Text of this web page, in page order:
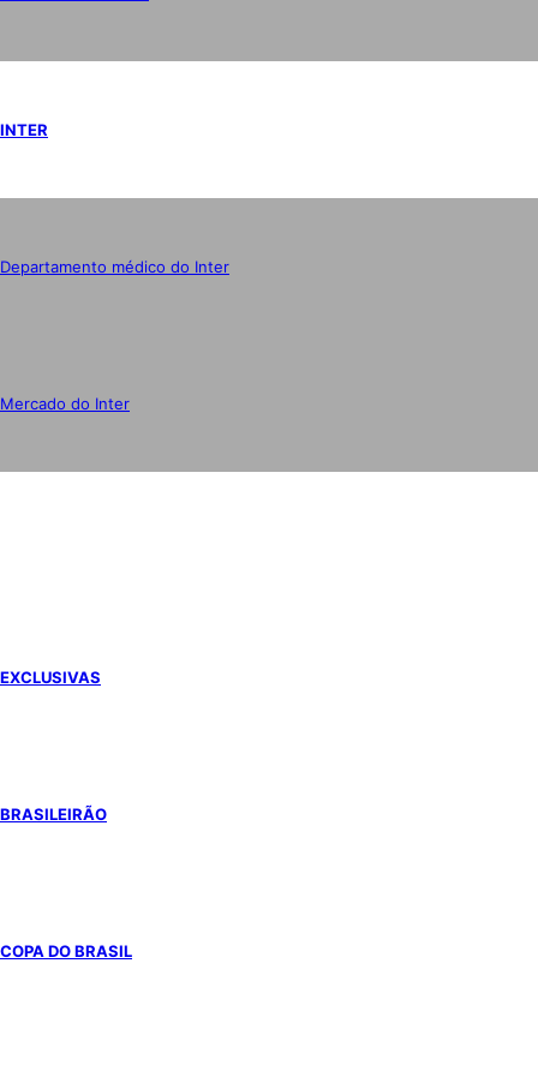
INTER
Departamento médico do Inter
Mercado do Inter
EXCLUSIVAS
BRASILEIRÃO
COPA DO BRASIL